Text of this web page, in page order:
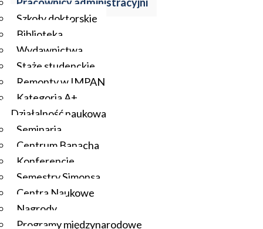
Pracownicy administracyjni
Szkoły doktorskie
Biblioteka
Wydawnictwa
Staże studenckie
Remonty w IMPAN
Kategoria A+
Działalność naukowa
Seminaria
Centrum Banacha
Konferencje
Semestry Simonsa
Centra Naukowe
Nagrody
Programy międzynarodowe